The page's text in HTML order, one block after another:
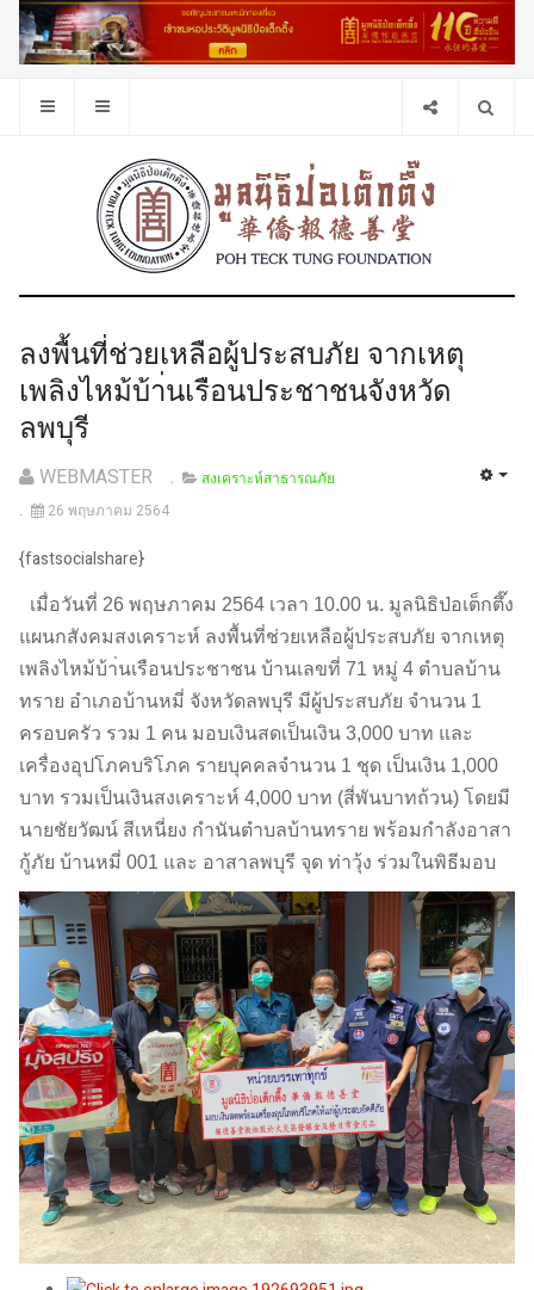
ลงพื้นที่ช่วยเหลือผู้ประสบภัย จากเหตุ
เพลิงไหม้บ้า่นเรือนประชาชนจังหวัด
ลพบุรี
WEBMASTER
สงเคราะห์สาธารณภัย
26 พฤษภาคม 2564
{fastsocialshare}
เมื่อวันที่ 26 พฤษภาคม 2564 เวลา 10.00 น. มูลนิธิป่อเต็กตึ๊ง
แผนกสังคมสงเคราะห์ ลงพื้นที่ช่วยเหลือผู้ประสบภัย จากเหตุ
เพลิงไหม้บ้า่นเรือนประชาชน บ้านเลขที่ 71 หมู่ 4 ตำบลบ้าน
ทราย อำเภอบ้านหมี่ จังหวัดลพบุรี มีผู้ประสบภัย จำนวน 1
ครอบครัว รวม 1 คน มอบเงินสดเป็นเงิน 3,000 บาท และ
เครื่องอุปโภคบริโภค รายบุคคลจำนวน 1 ชุด เป็นเงิน 1,000
บาท รวมเป็นเงินสงเคราะห์ 4,000 บาท (สี่พันบาทถ้วน) โดยมี
นายชัยวัฒน์ สีเหนี่ยง กำนันตำบลบ้านทราย พร้อมกำลังอาสา
กู้ภัย บ้านหมี่ 001 และ อาสาลพบุรี จุด ท่าวุ้ง ร่วมในพิธีมอบ